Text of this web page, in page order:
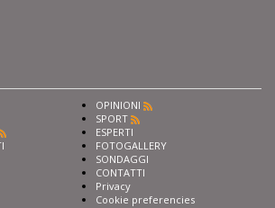
OPINIONI
SPORT
ESPERTI
FOTOGALLERY
SONDAGGI
CONTATTI
Privacy
Cookie preferencies